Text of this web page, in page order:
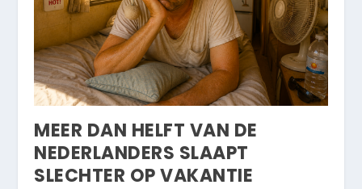
MEER DAN HELFT VAN DE
NEDERLANDERS SLAAPT
SLECHTER OP VAKANTIE